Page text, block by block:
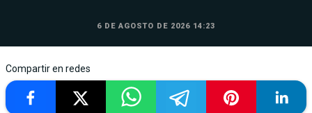
6 DE AGOSTO DE 2026 14:23
Compartir en redes